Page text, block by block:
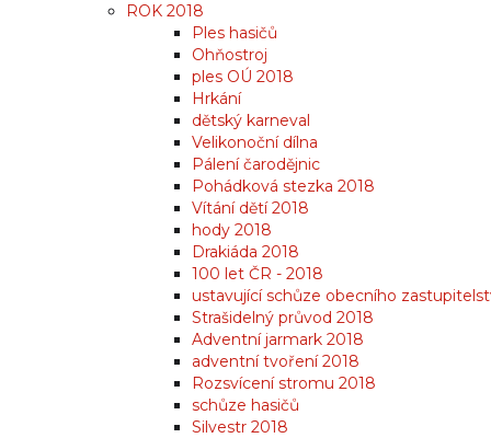
ROK 2018
Ples hasičů
Ohňostroj
ples OÚ 2018
Hrkání
dětský karneval
Velikonoční dílna
Pálení čarodějnic
Pohádková stezka 2018
Vítání dětí 2018
hody 2018
Drakiáda 2018
100 let ČR - 2018
ustavující schůze obecního
Strašidelný průvod 2018
Adventní jarmark 2018
adventní tvoření 2018
Rozsvícení stromu 2018
schůze hasičů
Silvestr 2018